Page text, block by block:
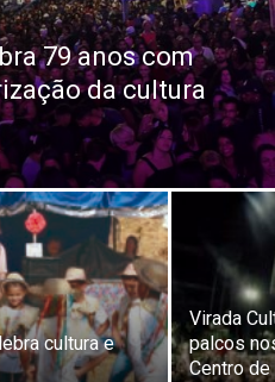
79 anos com
da cultura
cultura e
Virada
palcos
Centro